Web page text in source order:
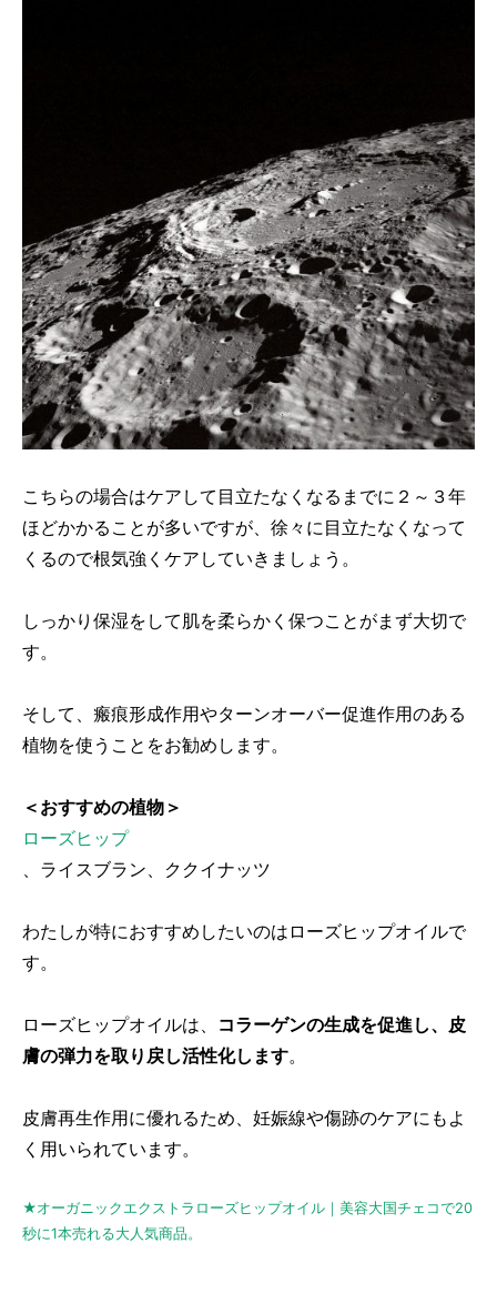
こちらの場合はケアして目立たなくなるまでに２～３年
ほどかかることが多いですが、徐々に目立たなくなって
くるので根気強くケアしていきましょう。
しっかり保湿をして肌を柔らかく保つことがまず大切で
す。
そして、瘢痕形成作用やターンオーバー促進作用のある
植物を使うことをお勧めします。
＜おすすめの植物＞
ローズヒップ
、ライスブラン、ククイナッツ
わたしが特におすすめしたいのはローズヒップオイルで
す。
ローズヒップオイルは、 コラーゲンの生成を促進し、皮
膚の弾力を取り戻し活性化します。
皮膚再生作用に優れるため、妊娠線や傷跡のケアにもよ
く用いられています。
★オーガニックエクストラローズヒップオイル｜美容大国チェコで20
秒に1本売れる大人気商品。